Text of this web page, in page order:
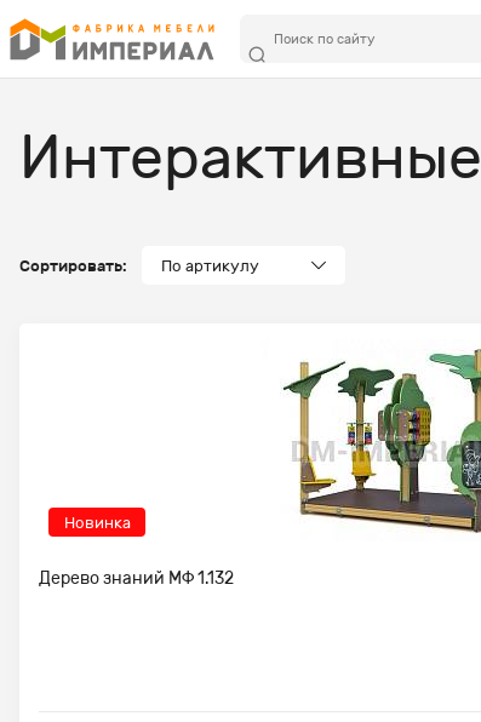
Сортировать: По артикулу
Новинка
Дерево знаний МФ 1.132